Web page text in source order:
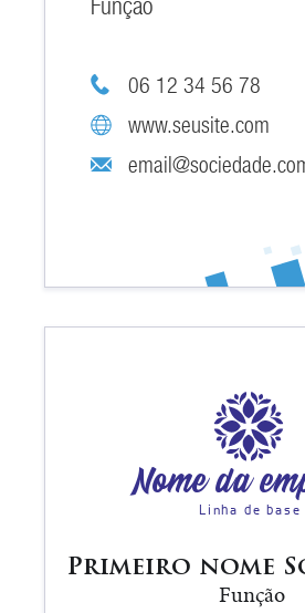
06 12 34 56 78
www.seusite.com
Função
Nome da
Linha de base
Função